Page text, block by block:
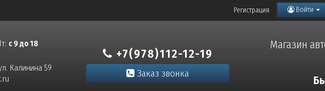
Регистрация Войти
с 9 до 18
Калинина 59
+7(978)112-12-19
Заказ звонка
Магазин